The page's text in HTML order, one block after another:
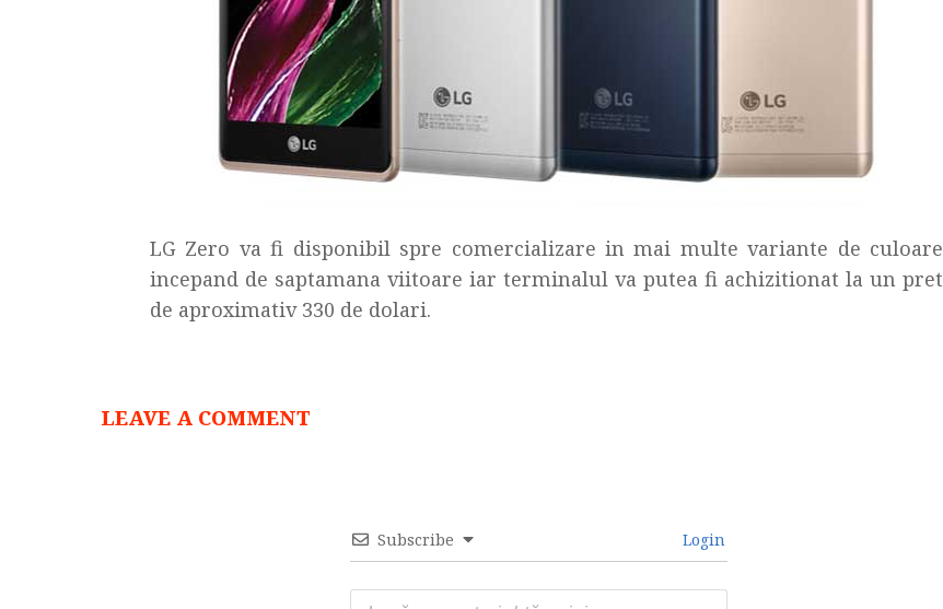
LG Zero va fi disponibil spre comercializare in mai multe variante de culoare
incepand de saptamana viitoare iar terminalul va putea fi achizitionat la un pret
de aproximativ 330 de dolari.
LEAVE A COMMENT
Subscribe Login